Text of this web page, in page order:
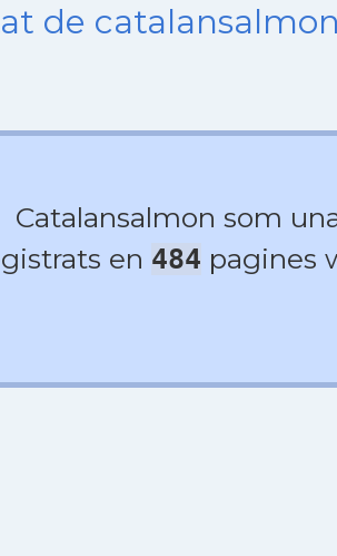
de catalansalmon
Catalansalmon som
en 484 pagines